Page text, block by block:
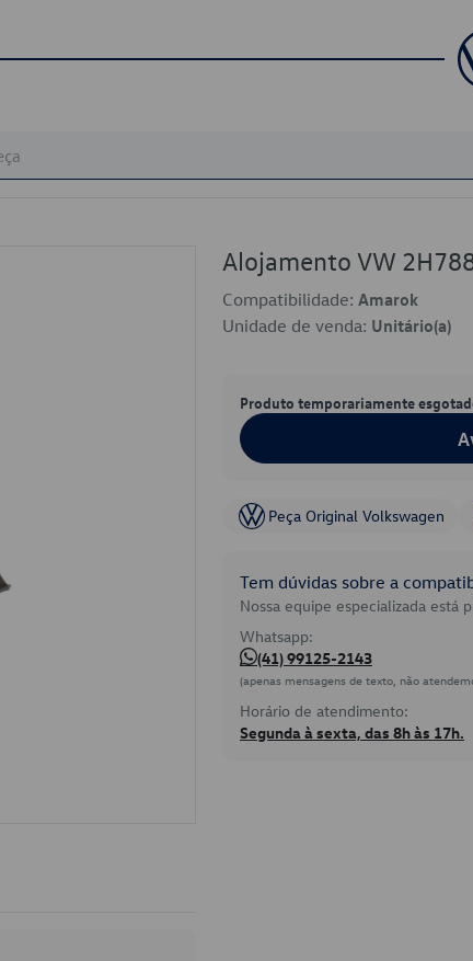
Alojamento VW
Compatibilidade: Amarok
Unidade de venda: Unitário(a)
Produto temporariamente
Peça Original Volkswagen
Tem dúvidas sobre a
Nossa equipe especializada está
Whatsapp:
(41) 99125-2143
(apenas mensagens de texto, não
Horário de atendimento:
Segunda à sexta, das 8h às 17h.